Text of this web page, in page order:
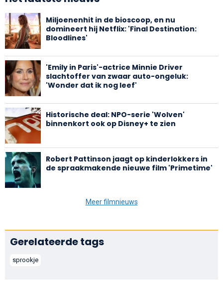
Miljoenenhit in de bioscoop, en nu
domineert hij Netflix: 'Final Destination:
Bloodlines'
'Emily in Paris'-actrice Minnie Driver
slachtoffer van zwaar auto-ongeluk:
'Wonder dat ik nog leef'
Historische deal: NPO-serie 'Wolven'
binnenkort ook op Disney+ te zien
Robert Pattinson jaagt op kinderlokkers in
de spraakmakende nieuwe film 'Primetime'
Meer filmnieuws
Gerelateerde tags
sprookje